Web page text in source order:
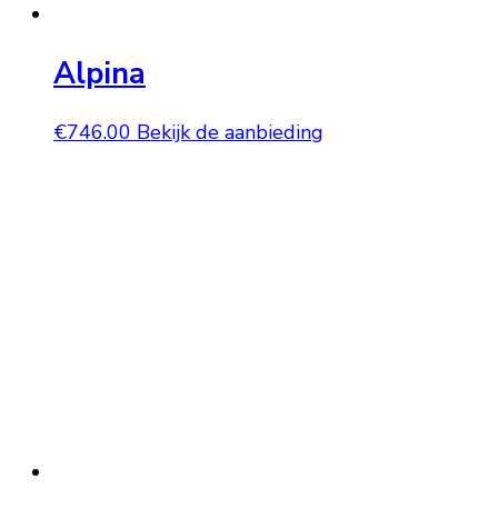
Alpina
€746.00 Bekijk de aanbieding